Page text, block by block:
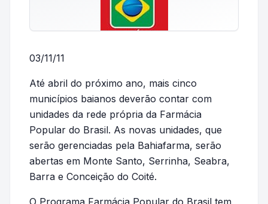
03/11/11
Até abril do próximo ano, mais cinco
municípios baianos deverão contar com
unidades da rede própria da Farmácia
Popular do Brasil. As novas unidades, que
serão gerenciadas pela Bahiafarma, serão
abertas em Monte Santo, Serrinha, Seabra,
Barra e Conceição do Coité.
O Programa Farmácia Popular do Brasil tem